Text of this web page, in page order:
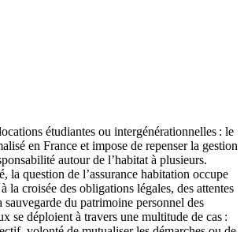
étudiantes ou intergénérationnelles : le
en France et impose de repenser la gestion
autour de l’habitat à plusieurs.
la question de l’assurance habitation occupe
la croisée des obligations légales, des attentes
du patrimoine personnel des
se déploient à travers une multitude de cas :